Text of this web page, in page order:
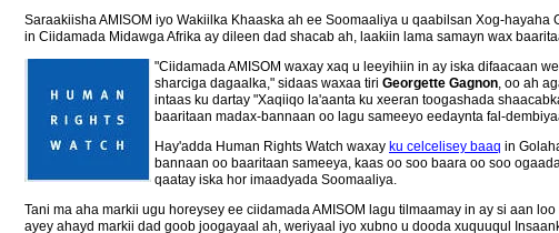
Saraakiisha AMISOM iyo Wakiilka Khaaska ah ee Soomaaliya u qaabilsan Xog-hayaha
in Ciidamada Midawga Afrika ay dileen dad shacab ah, laakiin lama samayn wax
"Ciidamada AMISOM waxay xaq u leeyihiin in ay iska difaacaan
sharciga dagaalka," sidaas waxaa tiri Georgette Gagnon, oo ah
intaas ku dartay "Xaqiiqo la'aanta ku xeeran toogashada
baaritaan madax-bannaan oo lagu sameeyo eedaynta fal-
Hay'adda Human Rights Watch waxay ku celcelisey baaq in
bannaan oo baaritaan sameeya, kaas oo soo baara oo soo
qaatay iska hor imaadyada Soomaaliya.
Tani ma aha markii ugu horeysey ee ciidamada AMISOM lagu tilmaamay in ay si aan
ayey ahayd markii dad goob joogayaal ah, weriyaal iyo xubno u dooda xuquuqul